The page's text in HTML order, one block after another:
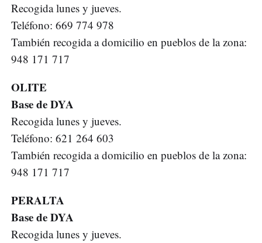
Recogida lunes y jueves.
Teléfono: 669 774 978
También recogida a domicilio en pueblos de la zona:
948 171 717
OLITE
Base de DYA
Recogida lunes y jueves.
Teléfono: 621 264 603
También recogida a domicilio en pueblos de la zona:
948 171 717
PERALTA
Base de DYA
Recogida lunes y jueves.